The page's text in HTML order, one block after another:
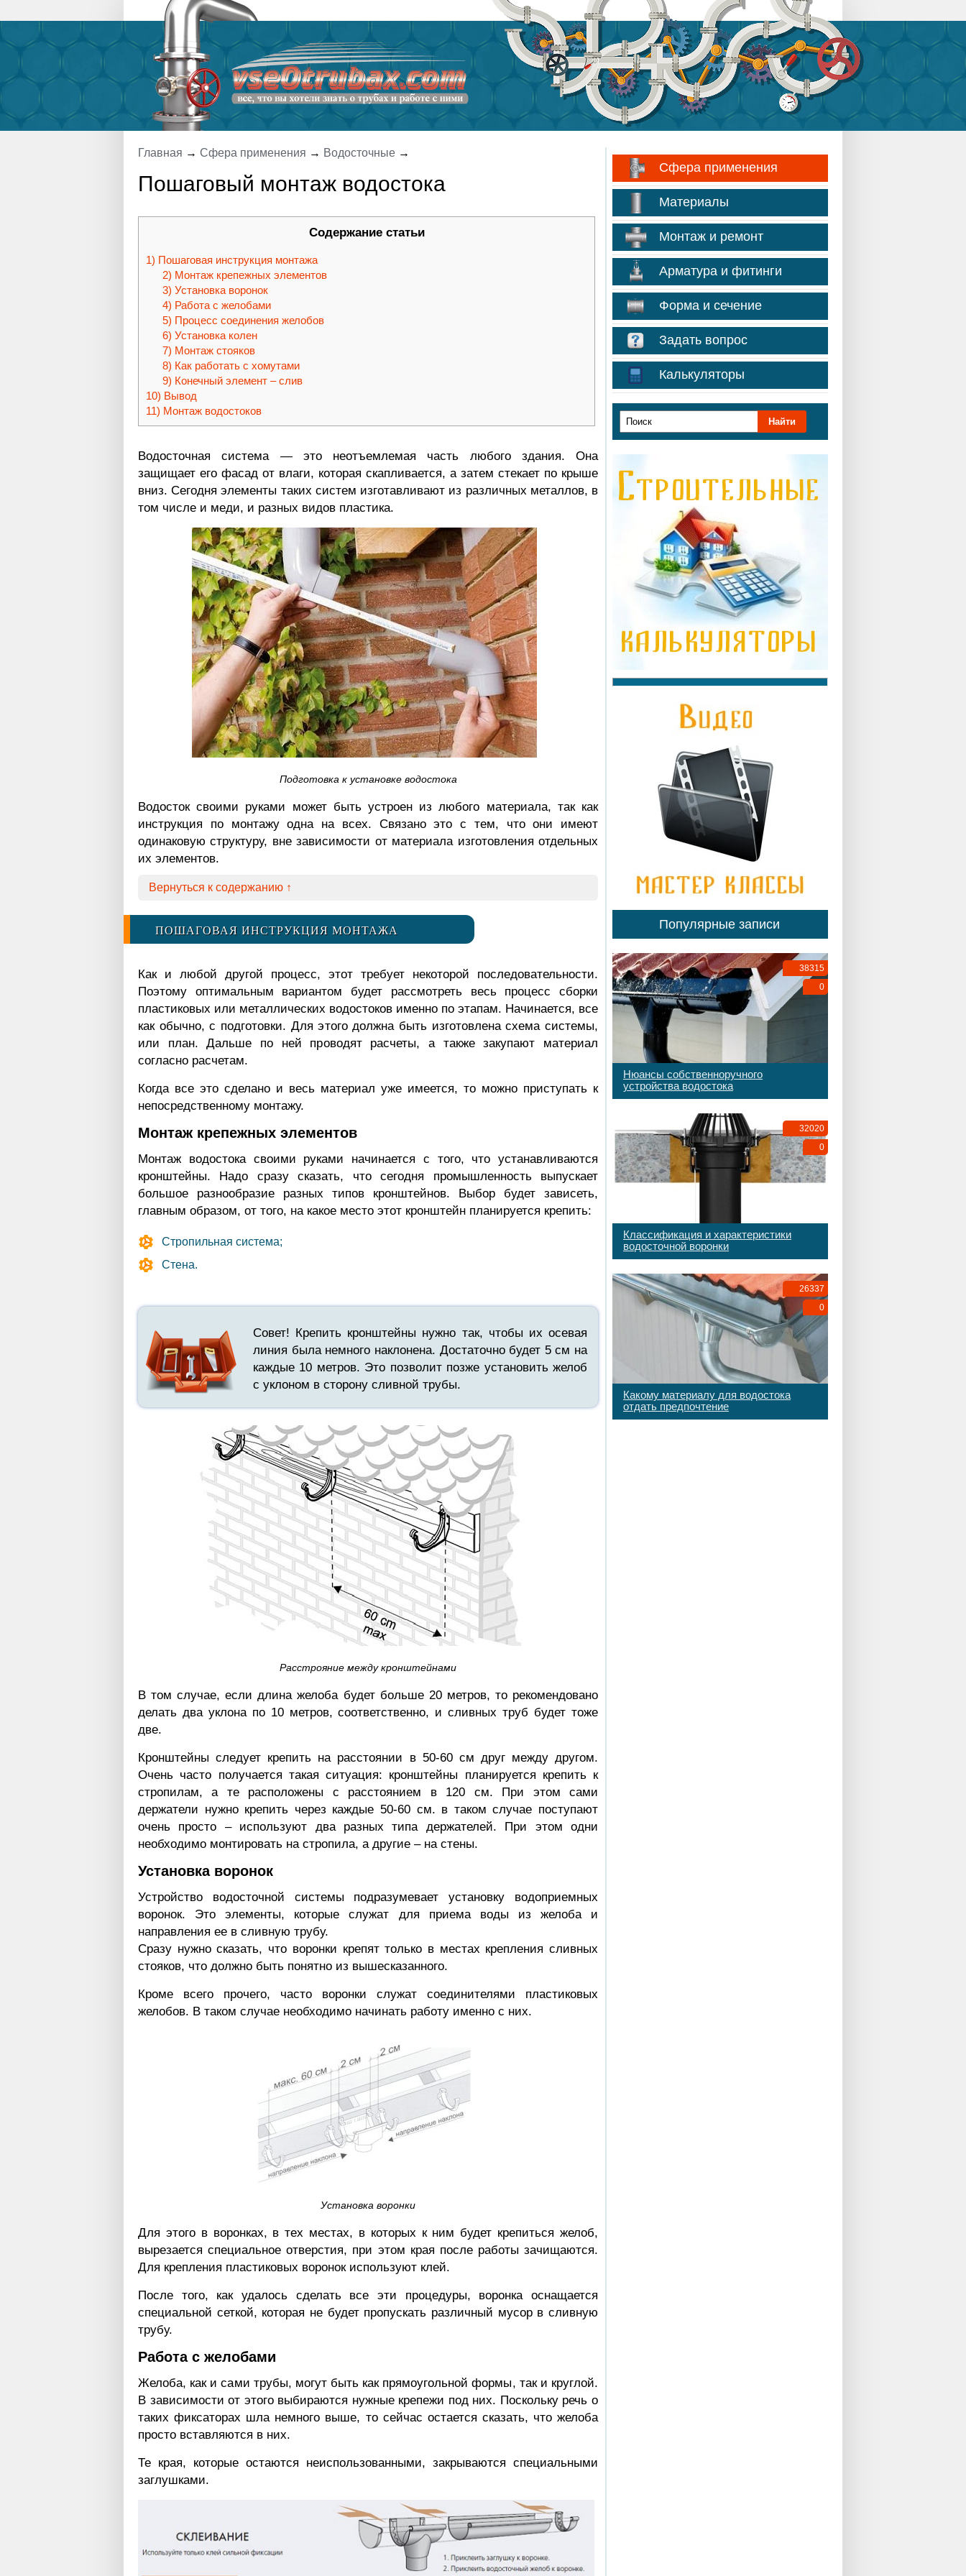
Главная → Сфера применения → Водосточные →
Пошаговый монтаж водостока
Содержание статьи
Пошаговая инструкция монтажа
Монтаж крепежных элементов
Установка воронок
Работа с желобами
Процесс соединения желобов
Установка колен
Монтаж стояков
Как работать с хомутами
Конечный элемент – слив
Вывод
Монтаж водостоков
Водосточная система — это неотъемлемая часть любого здания. Она
защищает его фасад от влаги, которая скапливается, а затем стекает по крыше
вниз. Сегодня элементы таких систем изготавливают из различных металлов, в
том числе и меди, и разных видов пластика.
Подготовка к установке водостока
Водосток своими руками может быть устроен из любого материала, так как
инструкция по монтажу одна на всех. Связано это с тем, что они имеют
одинаковую структуру, вне зависимости от материала изготовления отдельных
их элементов.
Вернуться к содержанию ↑
ПОШАГОВАЯ ИНСТРУКЦИЯ МОНТАЖА
Как и любой другой процесс, этот требует некоторой последовательности.
Поэтому оптимальным вариантом будет рассмотреть весь процесс сборки
пластиковых или металлических водостоков именно по этапам. Начинается, все
как обычно, с подготовки. Для этого должна быть изготовлена схема системы,
или план. Дальше по ней проводят расчеты, а также закупают материал
согласно расчетам.
Когда все это сделано и весь материал уже имеется, то можно приступать к
непосредственному монтажу.
Монтаж крепежных элементов
Монтаж водостока своими руками начинается с того, что устанавливаются
кронштейны. Надо сразу сказать, что сегодня промышленность выпускает
большое разнообразие разных типов кронштейнов. Выбор будет зависеть,
главным образом, от того, на какое место этот кронштейн планируется крепить:
Стропильная система;
Стена.
Совет! Крепить кронштейны нужно так, чтобы их осевая
линия была немного наклонена. Достаточно будет 5 см на
каждые 10 метров. Это позволит позже установить желоб
с уклоном в сторону сливной трубы.
Расстрояние между кронштейнами
В том случае, если длина желоба будет больше 20 метров, то рекомендовано
делать два уклона по 10 метров, соответственно, и сливных труб будет тоже
две.
Кронштейны следует крепить на расстоянии в 50-60 см друг между другом.
Очень часто получается такая ситуация: кронштейны планируется крепить к
стропилам, а те расположены с расстоянием в 120 см. При этом сами
держатели нужно крепить через каждые 50-60 см. в таком случае поступают
очень просто – используют два разных типа держателей. При этом одни
необходимо монтировать на стропила, а другие – на стены.
Установка воронок
Устройство водосточной системы подразумевает установку водоприемных
воронок. Это элементы, которые служат для приема воды из желоба и
направления ее в сливную трубу.
Сразу нужно сказать, что воронки крепят только в местах крепления сливных
стояков, что должно быть понятно из вышесказанного.
Кроме всего прочего, часто воронки служат соединителями пластиковых
желобов. В таком случае необходимо начинать работу именно с них.
Установка воронки
Для этого в воронках, в тех местах, в которых к ним будет крепиться желоб,
вырезается специальное отверстия, при этом края после работы зачищаются.
Для крепления пластиковых воронок используют клей.
После того, как удалось сделать все эти процедуры, воронка оснащается
специальной сеткой, которая не будет пропускать различный мусор в сливную
трубу.
Работа с желобами
Желоба, как и сами трубы, могут быть как прямоугольной формы, так и круглой.
В зависимости от этого выбираются нужные крепежи под них. Поскольку речь о
таких фиксаторах шла немного выше, то сейчас остается сказать, что желоба
просто вставляются в них.
Те края, которые остаются неиспользованными, закрываются специальными
заглушками.
Сфера применения
Материалы
Монтаж и ремонт
Арматура и фитинги
Форма и сечение
Задать вопрос
Калькуляторы
Популярные записи
38315
0
Нюансы собственноручного
устройства водостока
32020
0
Классификация и характеристики
водосточной воронки
26337
0
Какому материалу для водостока
отдать предпочтение